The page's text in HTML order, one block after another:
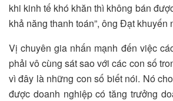
khi kinh tế khó khăn thì không bán
khả năng thanh toán”, ông Đạt khuyến
Vị chuyên gia nhấn mạnh đến việc
phải vô cùng sát sao với các con số
vì đây là những con số biết nói. Nó
được doanh nghiệp có tăng trưởng